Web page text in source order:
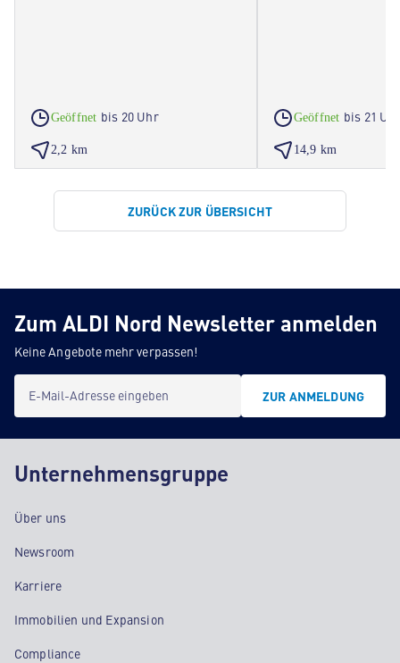
Geöffnet bis 20 Uhr
2,2 km
Geöffnet bis 21
14,9 km
ZURÜCK ZUR ÜBERSICHT
Zum ALDI Nord Newsletter anmelden
Keine Angebote mehr verpassen!
E-Mail-Adresse eingeben ZUR ANMELDUNG
Unternehmensgruppe
Über uns
Newsroom
Karriere
Immobilien und Expansion
Compliance